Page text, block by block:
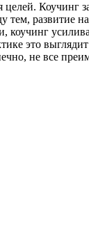
Коучинг
развитие
коучинг
это
не все